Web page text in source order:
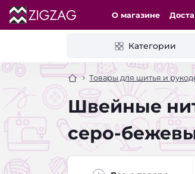
О магазине
Категории
Товары для шитья и
Швейные
серо-